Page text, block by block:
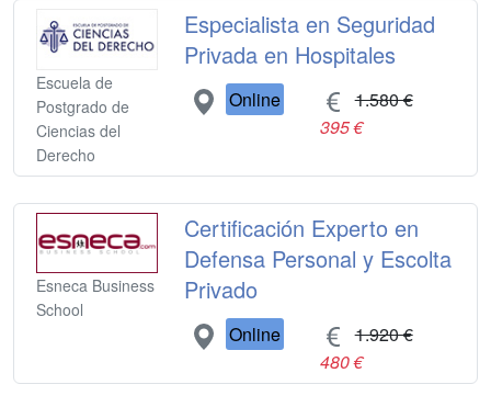
Escuela de
Postgrado de
Ciencias del
Derecho
Especialista en Seguridad
Privada en Hospitales
Online
1.580 €
395 €
Esneca Business
School
Certificación Experto en
Defensa Personal y Escolta
Privado
Online
1.920 €
480 €